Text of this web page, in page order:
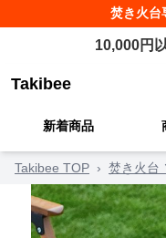
焚き火台
10,000円
Takibee
新着商品
Takibee TOP › 焚き火台